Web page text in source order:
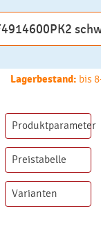
Lagerbestand: bis
Produktparameter
Preistabelle
Varianten